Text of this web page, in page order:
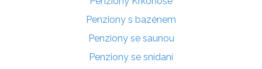
Penziony s bazénem
Penziony se saunou
Penziony se snídaní